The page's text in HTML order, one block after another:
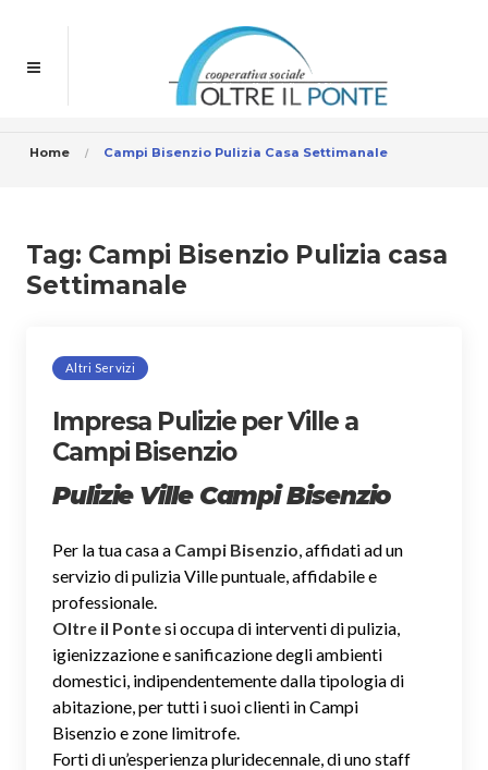
Home Campi Bisenzio Pulizia Casa Settimanale
Tag: Campi Bisenzio Pulizia casa
Settimanale
Altri Servizi
Impresa Pulizie per Ville a
Campi Bisenzio
Pulizie Ville Campi Bisenzio
Per la tua casa a Campi Bisenzio, affidati ad un
servizio di pulizia Ville puntuale, affidabile e
professionale.
Oltre il Pontesi occupa di interventi di pulizia,
igienizzazione e sanificazione degli ambienti
domestici, indipendentemente dalla tipologia di
abitazione, per tutti i suoi clienti in Campi
Bisenzio e zone limitrofe.
Forti di un’esperienza pluridecennale, di uno staff